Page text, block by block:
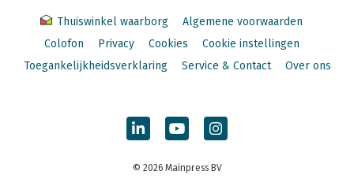
Thuiswinkel waarborg
Algemene voorwaarden
Colofon
Privacy Cookies
Cookie instellingen
Toegankelijkheidsverklaring
Service & Contact Over ons
© 2026 Mainpress BV